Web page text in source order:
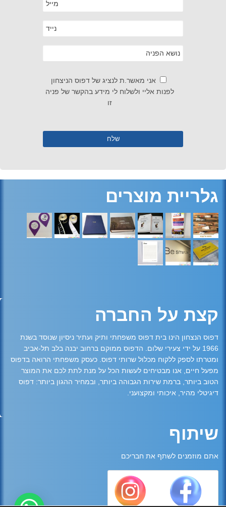
אני מאשר.ת לנציג של דפוס הניצחון
לפנות אליי ולשלוח לי מידע בהקשר של פניה
זו
גלריית מוצרים
קצת על החברה
דפוס הנצחון הינו בית דפוס משפחתי ותיק ועתיר ניסיון שנוסד בשנת
1966 על ידי צעירי שלום. הדפוס ממוקם ברחוב יבנה בלב תל-אביב
ומטרתו לספק ללקוח מכלול שרותי דפוס. כעסק משפחתי הרואה בדפוס
מפעל חיים, אנו מבטיחים לעשות הכל על מנת לתת לכם את המוצר
הטוב ביותר, ברמת שירות הגבוהה ביותר, ובמחיר ההגון ביותר: דפוס
דיגיטלי מהיר, איכותי ומקצועני.
שיתוף
אתם מוזמנים לשתף את חבריכם